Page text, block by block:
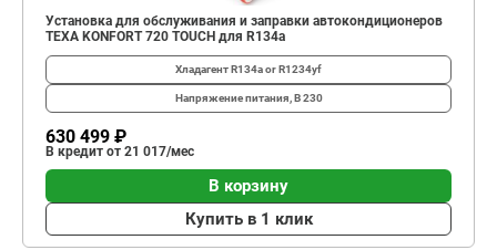
Установка для обслуживания и заправки автокондиционеров
TEXA KONFORT 720 TOUCH для R134a
ХладагентR134a or R1234yf
Напряжение питания, В230
630 499 ₽
В кредит от 21 017/мес
В корзину
Купить в 1 клик